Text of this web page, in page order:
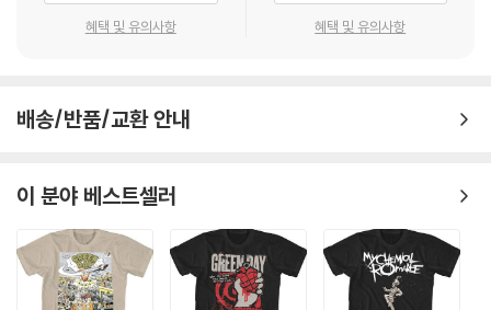
혜택 및 유의사항 혜택 및 유의사항
배송/반품/교환 안내
이 분야 베스트셀러